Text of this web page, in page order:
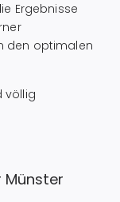
Ergebnisse
den optimalen
völlig
Münster